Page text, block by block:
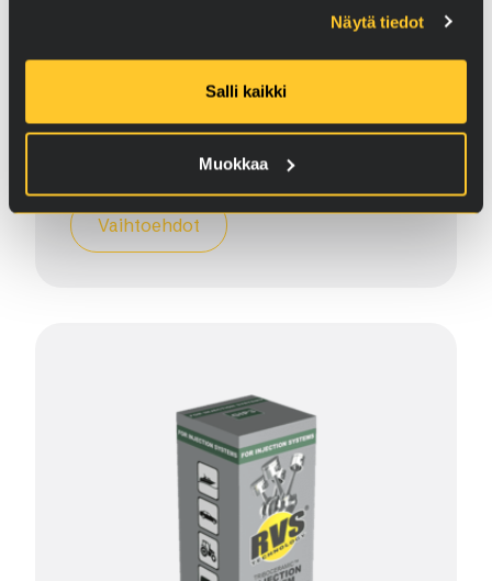
Näytä tiedot
Salli kaikki
Muokkaa
Automaatti­vaihteistoille
€
Vaihtoehdot